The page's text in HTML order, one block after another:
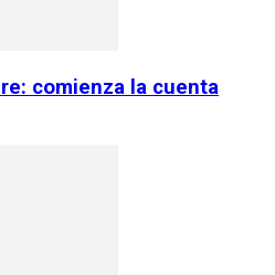
comienza la cuenta